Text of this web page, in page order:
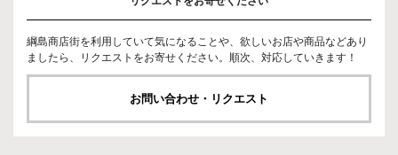
綱島商店街を利用していて気になることや、欲しいお店や商品などあり
ましたら、リクエストをお寄せください。順次、対応していきます！
お問い合わせ・リクエスト